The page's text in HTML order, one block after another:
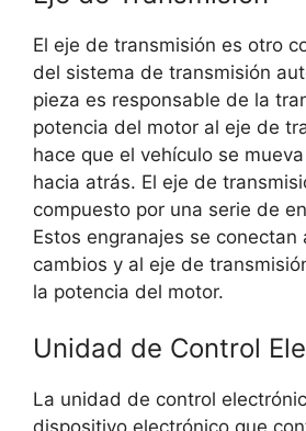
El eje de transmisión es otro
del sistema de transmisión
pieza es responsable de la
potencia del motor al eje de
hace que el vehículo se
hacia atrás. El eje de
compuesto por una serie de
Estos engranajes se conectan
cambios y al eje de
la potencia del motor.
Unidad de Control
La unidad de control